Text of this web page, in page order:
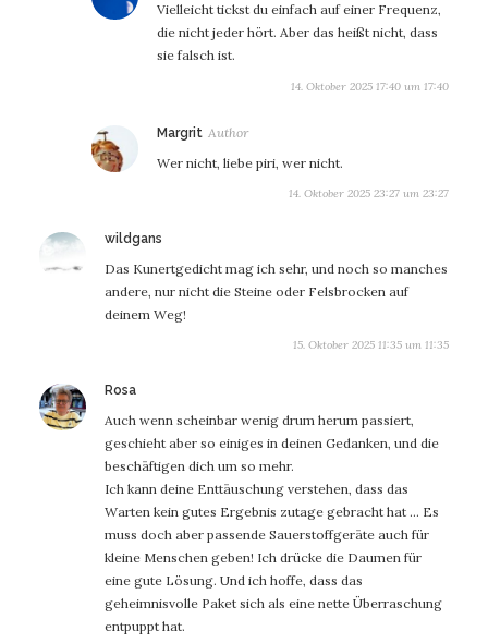
Vielleicht tickst du einfach auf einer Frequenz,
die nicht jeder hört. Aber das heißt nicht, dass
sie falsch ist.
14. Oktober 2025 17:40 um 17:40
Margrit sagt:
Wer nicht, liebe piri, wer nicht.
14. Oktober 2025 23:27 um 23:27
wildgans
Das Kunertgedicht mag ich sehr, und noch so manches
andere, nur nicht die Steine oder Felsbrocken auf
deinem Weg!
15. Oktober 2025 11:35 um 11:35
Rosasagt:
Auch wenn scheinbar wenig drum herum passiert,
geschieht aber so einiges in deinen Gedanken, und die
beschäftigen dich um so mehr.
Ich kann deine Enttäuschung verstehen, dass das
Warten kein gutes Ergebnis zutage gebracht hat … Es
muss doch aber passende Sauerstoffgeräte auch für
kleine Menschen geben! Ich drücke die Daumen für
eine gute Lösung. Und ich hoffe, dass das
geheimnisvolle Paket sich als eine nette Überraschung
entpuppt hat.